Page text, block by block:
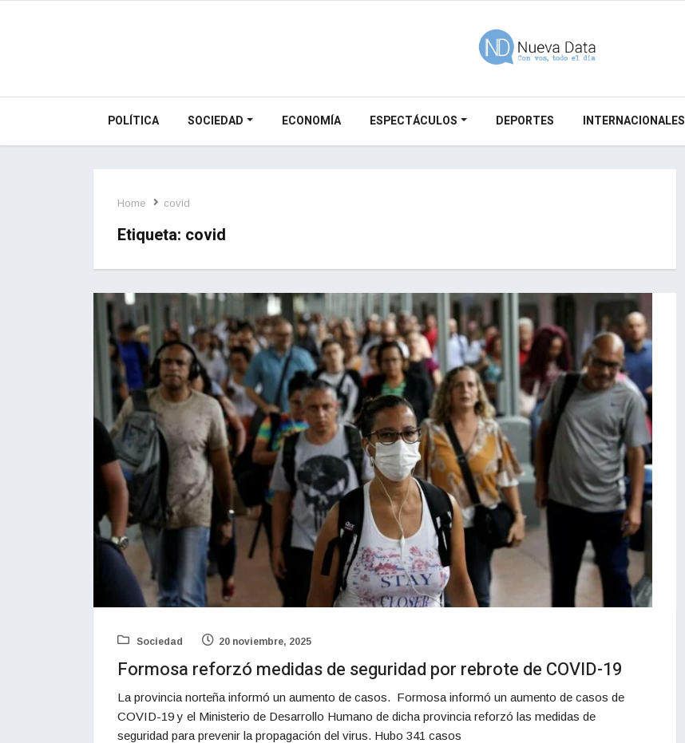
POLÍTICA SOCIEDAD ECONOMÍA ESPECTÁCULOS DEPORTES INTERNACIONALES
Home covid
Etiqueta: covid
Sociedad 20 noviembre, 2025
Formosa reforzó medidas de seguridad por rebrote de COVID-19
La provincia norteña informó un aumento de casos. Formosa informó un aumento de casos de
COVID-19 y el Ministerio de Desarrollo Humano de dicha provincia reforzó las medidas de
seguridad para prevenir la propagación del virus. Hubo 341 casos